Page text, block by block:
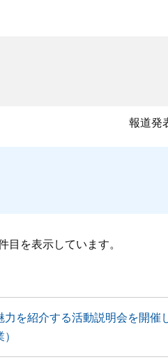
報道発
目を表示しています。
を紹介する活動説明会を開催